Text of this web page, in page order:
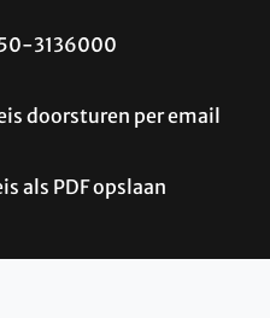
3136000
doorsturen per email
als PDF opslaan